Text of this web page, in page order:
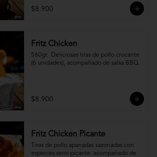
$8.900
Fritz Chicken
560gr.  Deliciosas tiras de pollo crocante
(6 unidades), acompañado de salsa BBQ.
$8.900
Fritz Chicken Picante
Tiras de pollo apanadas sazonadas con
especies semi picante. acompañado de